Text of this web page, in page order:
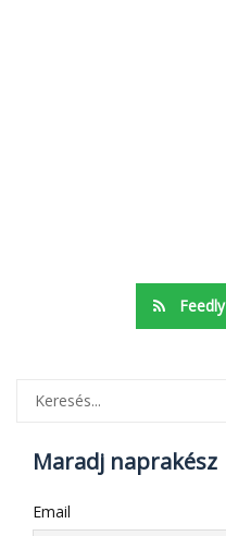
Feedly
Maradj naprakész
Email